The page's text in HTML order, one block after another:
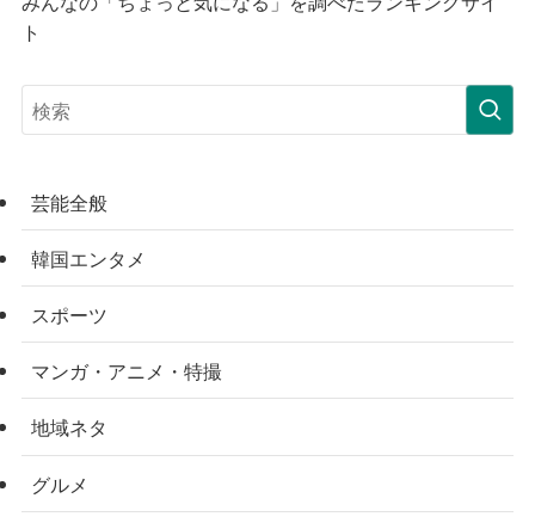
ト
芸能全般
韓国エンタメ
スポーツ
マンガ・アニメ・特撮
地域ネタ
グルメ